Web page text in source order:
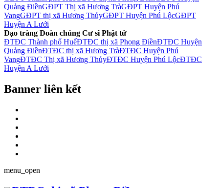
Quảng ĐiềnGĐPT Thị xã Hương TràGĐPT Huyện Phú
VangGĐPT thị xã Hương ThủyGĐPT Huyện Phú LộcGĐPT
Huyện A Lưới
Đạo tràng Đoàn chúng Cư sĩ Phật tử
ĐTĐC Thành phố HuếĐTĐC thị xã Phong ĐiềnĐTĐC Huyện
Quảng ĐiềnĐTĐC thị xã Hương TràĐTĐC Huyện Phú
VangĐTĐC Thị xã Hương ThủyĐTĐC Huyện Phú LộcĐTĐC
Huyện A Lưới
Banner liên kết
menu_open